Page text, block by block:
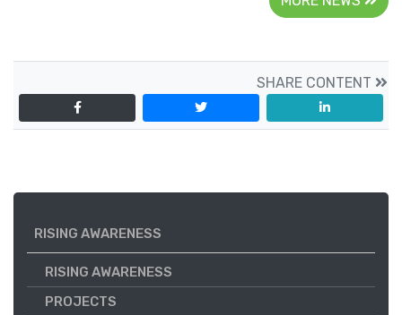
SHARE CONTENT
RISING AWARENESS
RISING AWARENESS
PROJECTS